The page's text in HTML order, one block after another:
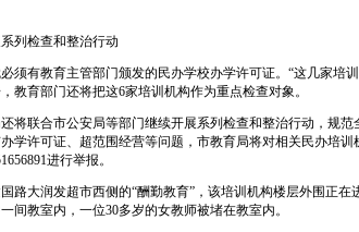
列检查和整治行动
有教育主管部门颁发的民办学校办学许可证。“这几家培
教育部门还将把这6家培训机构作为重点检查对象。
联合市公安局等部门继续开展系列检查和整治行动，规范
学许可证、超范围经营等问题，市教育局将对相关民办培
进行举报。
大润发超市西侧的“酬勤教育”，该培训机构楼层外围正在
间教室内，一位30多岁的女教师被堵在教室内。